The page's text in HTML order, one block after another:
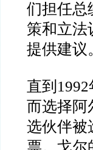
们担任总
策和立法
提供建议
直到 1992
而选择阿
选伙伴被